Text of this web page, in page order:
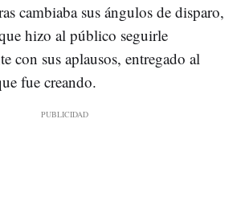
cambiaba sus ángulos de disparo,
hizo al público seguirle
con sus aplausos, entregado al
fue creando.